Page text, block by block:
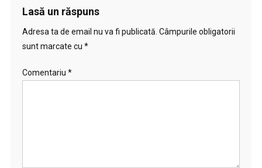
Lasă un răspuns
Adresa ta de email nu va fi publicată. Câmpurile obligatorii
sunt marcate cu *
Comentariu *